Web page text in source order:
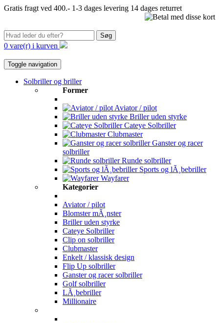
Gratis fragt ved 400.- 1-3 dages levering 14 dages returret
Søg
0 vare(r) i kurven
Toggle navigation
Solbriller og briller
Former
Aviator / pilot
Briller uden styrke
Cateye Solbriller
Clubmaster
Ganster og racer
solbriller
Runde solbriller
Sports og lÃ¸bebriller
Wayfarer
Kategorier
Aviator / pilot
Blomster mÃ¸nster
Briller uden styrke
Cateye Solbriller
Clip on solbriller
Clubmaster
Enkelt / klassisk design
Flip Up solbriller
Ganster og racer solbriller
Golf solbriller
LÃ¸bebriller
Millionaire